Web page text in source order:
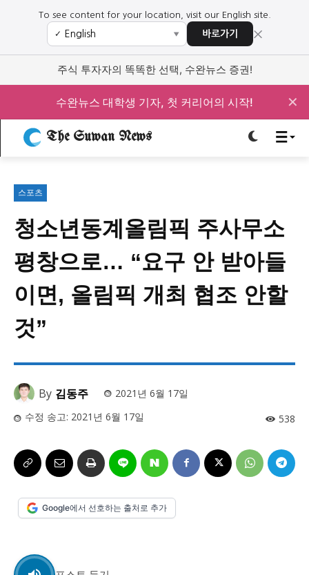
로그인하세요
특집 기사 바로가기 : 청소년· 청년
지역 & 글로벌 뉴스
충청지역
세종지역 경상지역
전라지역
ENG 中文 日文
커뮤니티
로그인하세요
특집 기사 바로가기 : 청소년· 청년
지역 & 글로벌 뉴스
서울전역 인천지역 경기지역 강원지역
충청지역 세종지역 경상지역
전라지역
ENG 中文 日文
커뮤니티
To see content for your location, visit our English site.
✓ ▼ 바로가기 ×
주식 투자자의 똑똑한 선택, 수완뉴스 증권!
수완뉴스 대학생 기자, 첫 커리어의 시작! ✕
The Suwan News
스포츠
청소년동계올림픽 주사무소
평창으로… “요구 안 받아들
이면, 올림픽 개최 협조 안할
것”
By 김동주
2021년 6월 17일
538
수정 송고: 2021년 6월 17일
Google에서 선호하는 출처로 추가